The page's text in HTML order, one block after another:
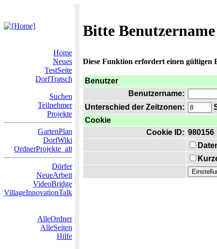
Bitte
Home
Neues
TestSeite
DorfTratsch
Suchen
Teilnehmer
Projekte
GartenPlan
DorfWiki
OrdnerProjekte_alt
Dörfer
NeueArbeit
VideoBridge
VillageInnovationTalk
AlleOrdner
AlleSeiten
Hilfe
Diese Funktion erfordert einen gültigen
Benutzer
Benutzername:
Unterschied der Zeitzonen:
Cookie
Cookie ID: 980156